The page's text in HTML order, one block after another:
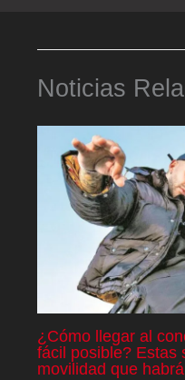
Noticias
¿Cómo llegar al
fácil posible? Estas
movilidad que